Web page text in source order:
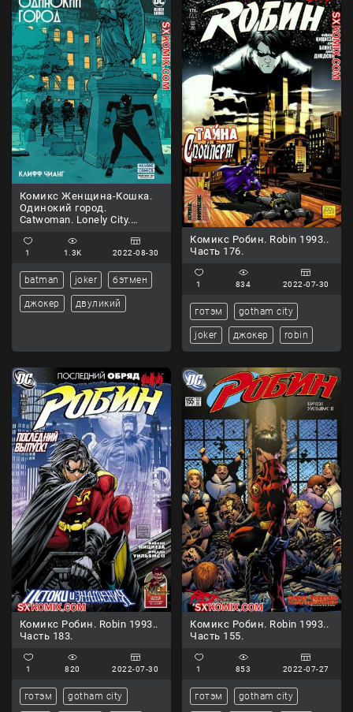
Комикс Женщина-Кошка.
Одинокий город.
Catwoman. Lonely City.
1 1.3K 2022-08-30
batman joker бэтмен
джокер двуликий
Комикс Робин. Robin 1993..
Часть 176.
1 834 2022-07-30
готэм gotham city
joker джокер robin
Комикс Робин. Robin 1993..
Часть 183.
1 820 2022-07-30
готэм gotham city
Комикс Робин. Robin 1993..
Часть 155.
1 853 2022-07-27
готэм gotham city